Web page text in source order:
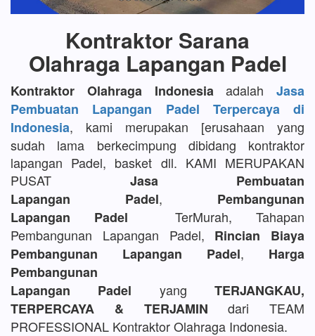
Kontraktor Sarana
Olahraga Lapangan Padel
Kontraktor Olahraga Indonesia adalah Jasa
Pembuatan Lapangan Padel Terpercaya di
Indonesia, kami merupakan [erusahaan yang
sudah lama berkecimpung dibidang kontraktor
lapangan Padel, basket dll. KAMI MERUPAKAN
PUSAT Jasa Pembuatan
Lapangan Padel, Pembangunan
Lapangan Padel TerMurah, Tahapan
Pembangunan Lapangan Padel, Rincian Biaya
Pembangunan Lapangan Padel, Harga
Pembangunan
Lapangan Padel yangTERJANGKAU,
TERPERCAYA & TERJAMIN dari TEAM
PROFESSIONAL Kontraktor Olahraga Indonesia.